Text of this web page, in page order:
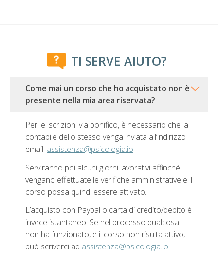
TI SERVE AIUTO?
Come mai un corso che ho acquistato non è
presente nella mia area riservata?
Per le iscrizioni via bonifico, è necessario che la
contabile dello stesso venga inviata all’indirizzo
email: assistenza@psicologia.io.
Serviranno poi alcuni giorni lavorativi affinché
vengano effettuate le verifiche amministrative e il
corso possa quindi essere attivato.
L’acquisto con Paypal o carta di credito/debito è
invece istantaneo. Se nel processo qualcosa
non ha funzionato, e il corso non risulta attivo,
può scriverci ad assistenza@psicologia.io